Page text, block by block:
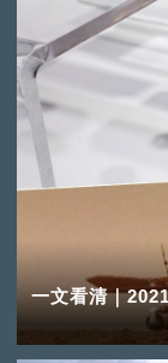
一文看清｜